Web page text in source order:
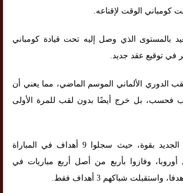
كومباني الوقت لإقناعه.
بالمستوى الذي وصل إليه تحت قيادة كومباني
في توقيع عقد جديد.
الدوري الألماني الموسم الماضي، مما يعني أن
فحسب، بل خرج أيضًا بدون لقب للمرة الأولى
لكنهم بدأوا الموسم الجديد بقوة، حيث سجلوا 9 أهداف في المباراة
أوروبا، وفازوا بأربع من أصل أربع مباريات في